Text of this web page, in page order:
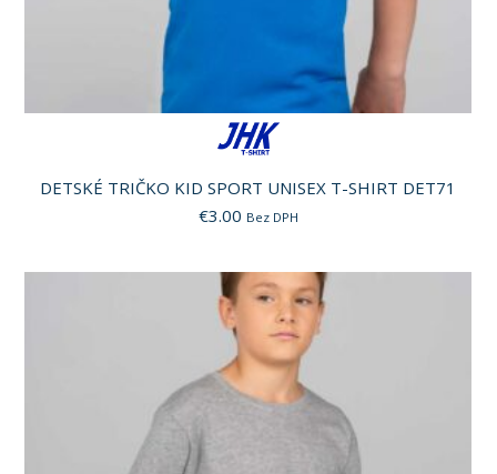
DETSKÉ TRIČKO KID SPORT UNISEX T-SHIRT DET71
€3.00 Bez DPH